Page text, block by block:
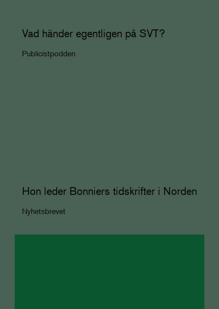
Vad händer egentligen på SVT?
Publicistpodden
Hon leder Bonniers tidskrifter i Norden
Nyhetsbrevet